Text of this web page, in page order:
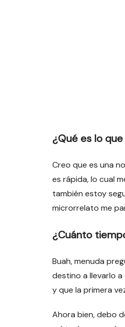
¿Qué es lo
Creo que es una
es rápida, lo cual
también estoy
microrrelato me
¿Cuánto
Buah, menuda
destino a llevarlo
y que la primera
Ahora bien, debo